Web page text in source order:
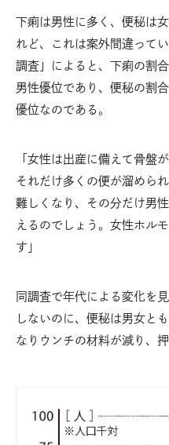
下痢は男性に多く、便秘は
れど、これは案外間違って
調査」によると、下痢の割
男性優位であり、便秘の割
優位なのである。
「女性は出産に備えて骨盤
それだけ多くの便が溜めら
難しくなり、その分だけ男
えるのでしょう。女性ホル
す」
同調査で年代による変化を
しないのに、便秘は男女と
なりウンチの材料が減り、